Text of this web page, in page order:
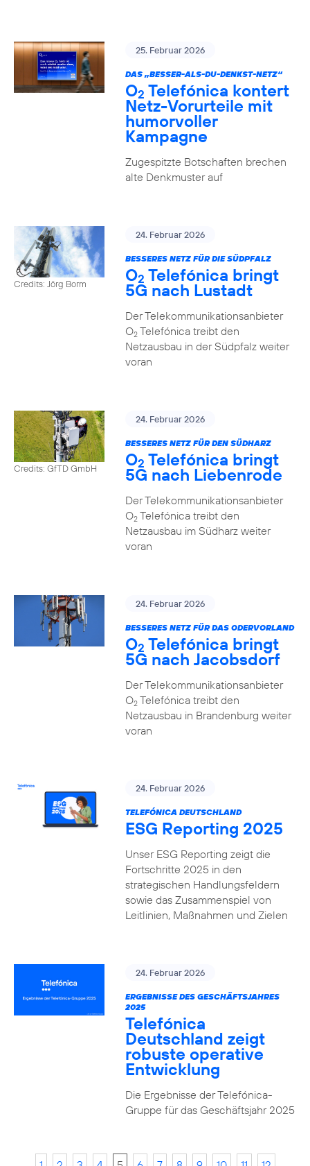
25. Februar 2026
DAS „BESSER-ALS-DU-DENKST-NETZ“
O2 Telefónica kontert
Netz-Vorurteile mit
humorvoller
Kampagne
Zugespitzte Botschaften brechen
alte Denkmuster auf
Credits: Jörg Borm
24. Februar 2026
BESSERES NETZ FÜR DIE SÜDPFALZ
O2 Telefónica bringt
5G nach Lustadt
Der Telekommunikationsanbieter
O2Telefónica treibt den
Netzausbau in der Südpfalz weiter
voran
Credits: GfTD GmbH
24. Februar 2026
BESSERES NETZ FÜR DEN SÜDHARZ
O2 Telefónica bringt
5G nach Liebenrode
Der Telekommunikationsanbieter
O2Telefónica treibt den
Netzausbau im Südharz weiter
voran
24. Februar 2026
BESSERES NETZ FÜR DAS ODERVORLAND
O2 Telefónica bringt
5G nach Jacobsdorf
Der Telekommunikationsanbieter
O2Telefónica treibt den
Netzausbau in Brandenburg weiter
voran
24. Februar 2026
TELEFÓNICA DEUTSCHLAND
ESG Reporting 2025
Unser ESG Reporting zeigt die
Fortschritte 2025 in den
strategischen Handlungsfeldern
sowie das Zusammenspiel von
Leitlinien, Maßnahmen und Zielen
24. Februar 2026
ERGEBNISSE DES GESCHÄFTSJAHRES
2025
Telefónica
Deutschland zeigt
robuste operative
Entwicklung
Die Ergebnisse der Telefónica-
Gruppe für das Geschäftsjahr 2025